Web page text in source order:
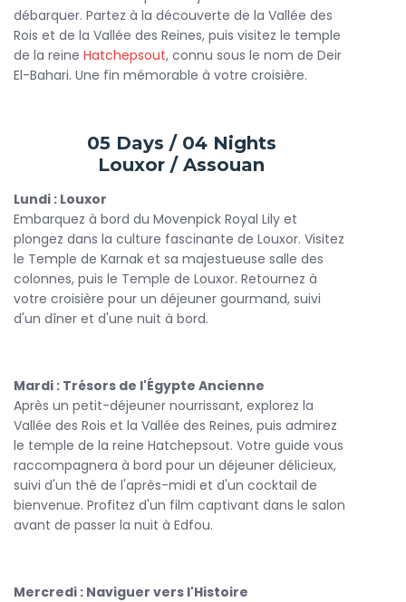
débarquer. Partez à la découverte de la Vallée des
Rois et de la Vallée des Reines, puis visitez le temple
de la reine Hatchepsout, connu sous le nom de Deir
El-Bahari. Une fin mémorable à votre croisière.
05 Days / 04 Nights
Louxor / Assouan
Lundi : Louxor
Embarquez à bord du Movenpick Royal Lily et
plongez dans la culture fascinante de Louxor. Visitez
le Temple de Karnak et sa majestueuse salle des
colonnes, puis le Temple de Louxor. Retournez à
votre croisière pour un déjeuner gourmand, suivi
d'un dîner et d'une nuit à bord.
Mardi : Trésors de l'Égypte Ancienne
Après un petit-déjeuner nourrissant, explorez la
Vallée des Rois et la Vallée des Reines, puis admirez
le temple de la reine Hatchepsout. Votre guide vous
raccompagnera à bord pour un déjeuner délicieux,
suivi d'un thé de l'après-midi et d'un cocktail de
bienvenue. Profitez d'un film captivant dans le salon
avant de passer la nuit à Edfou.
Mercredi : Naviguer vers l'Histoire